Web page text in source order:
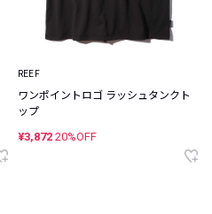
REEF
ワンポイントロゴ ラッシュタンクト
ップ
¥3,872 20%OFF